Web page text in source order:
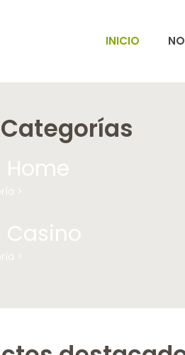
INICIO
Categorías
Home
>
Casino
>